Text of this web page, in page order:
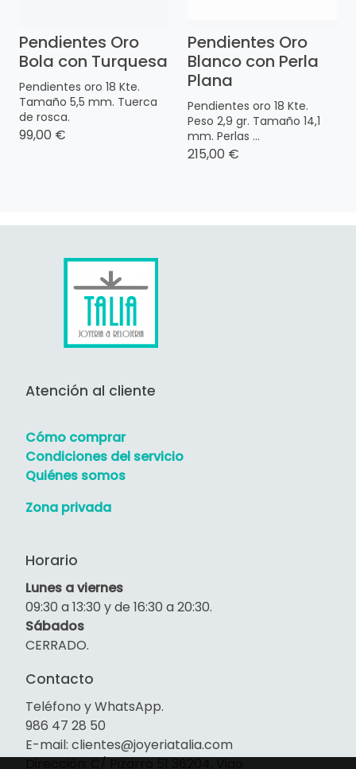
Pendientes Oro
Bola con Turquesa
Pendientes oro 18 Kte.
Tamaño 5,5 mm. Tuerca
de rosca.
99,00 €
Pendientes Oro
Blanco con Perla
Plana
Pendientes oro 18 Kte.
Peso 2,9 gr. Tamaño 14,1
mm. Perlas ...
215,00 €
Atención al cliente
Cómo comprar
Condiciones del servicio
Quiénes somos
Zona privada
Horario
Lunes a viernes
09:30 a 13:30 y de 16:30 a 20:30.
Sábados
CERRADO.
Contacto
Teléfono y WhatsApp.
986 47 28 50
E-mail: clientes@joyeriatalia.com